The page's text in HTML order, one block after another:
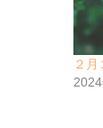
２月